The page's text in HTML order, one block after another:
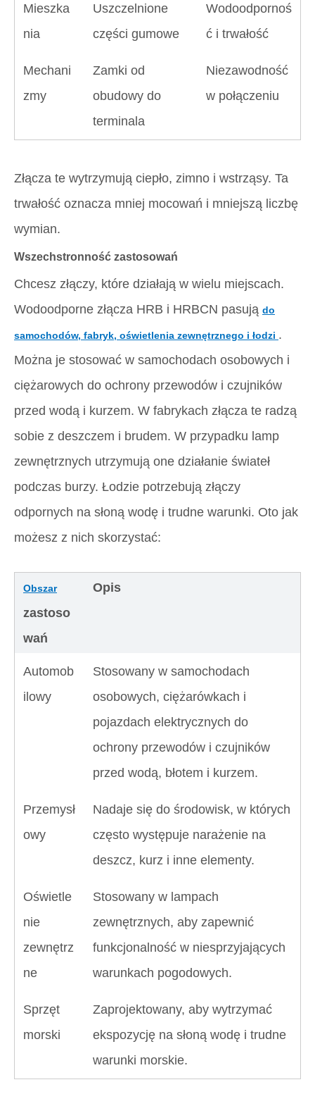
Mieszka
nia
Uszczelnione
części gumowe
Wodoodpornoś
ć i trwałość
Mechani
zmy
Zamki od
obudowy do
terminala
Niezawodność
w połączeniu
Złącza te wytrzymują ciepło, zimno i wstrząsy. Ta
trwałość oznacza mniej mocowań i mniejszą liczbę
wymian.
Wszechstronność zastosowań
Chcesz złączy, które działają w wielu miejscach.
Wodoodporne złącza HRB i HRBCN pasują do
samochodów, fabryk, oświetlenia zewnętrznego i łodzi .
Można je stosować w samochodach osobowych i
ciężarowych do ochrony przewodów i czujników
przed wodą i kurzem. W fabrykach złącza te radzą
sobie z deszczem i brudem. W przypadku lamp
zewnętrznych utrzymują one działanie świateł
podczas burzy. Łodzie potrzebują złączy
odpornych na słoną wodę i trudne warunki. Oto jak
możesz z nich skorzystać:
Obszar
zastoso
wań
Opis
Automob
ilowy
Stosowany w samochodach
osobowych, ciężarówkach i
pojazdach elektrycznych do
ochrony przewodów i czujników
przed wodą, błotem i kurzem.
Przemysł
owy
Nadaje się do środowisk, w których
często występuje narażenie na
deszcz, kurz i inne elementy.
Oświetle
nie
zewnętrz
ne
Stosowany w lampach
zewnętrznych, aby zapewnić
funkcjonalność w niesprzyjających
warunkach pogodowych.
Sprzęt
morski
Zaprojektowany, aby wytrzymać
ekspozycję na słoną wodę i trudne
warunki morskie.